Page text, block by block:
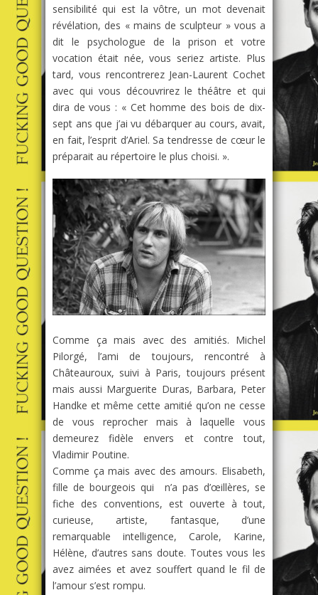
sensibilité qui est la vôtre, un mot devenait
révélation, des « mains de sculpteur » vous a
dit le psychologue de la prison et votre
vocation était née, vous seriez artiste. Plus
tard, vous rencontrerez Jean-Laurent Cochet
avec qui vous découvrirez le théâtre et qui
dira de vous : « Cet homme des bois de dix-
sept ans que j’ai vu débarquer au cours, avait,
en fait, l’esprit d’Ariel. Sa tendresse de cœur le
préparait au répertoire le plus choisi. ».
Comme ça mais avec des amitiés. Michel
Pilorgé, l’ami de toujours, rencontré à
Châteauroux, suivi à Paris, toujours présent
mais aussi Marguerite Duras, Barbara, Peter
Handke et même cette amitié qu’on ne cesse
de vous reprocher mais à laquelle vous
demeurez fidèle envers et contre tout,
Vladimir Poutine.
Comme ça mais avec des amours. Elisabeth,
fille de bourgeois qui n’a pas d’œillères, se
fiche des conventions, est ouverte à tout,
curieuse, artiste, fantasque, d’une
remarquable intelligence, Carole, Karine,
Hélène, d’autres sans doute. Toutes vous les
avez aimées et avez souffert quand le fil de
l’amour s’est rompu.